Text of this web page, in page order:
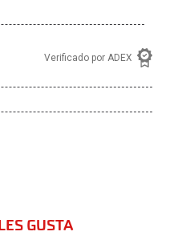
Verificado por ADEX
GUSTA